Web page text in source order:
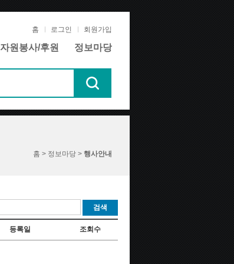
홈 로그인 회원가입
자원봉사/후원 정보마당
홈 > 정보마당 > 행사안내
검색
등록일 조회수